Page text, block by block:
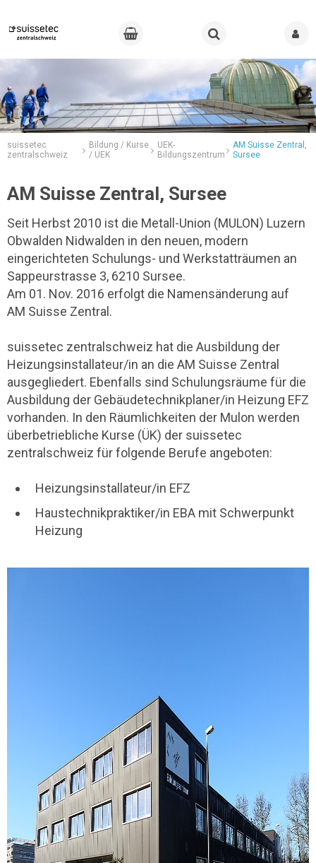
suissetec
zentralschweiz
Bildung / Kurse
/ UEK
UEK-
Bildungszentrum
AM Suisse Zentral,
Sursee
AM Suisse Zentral, Sursee
Seit Herbst 2010 ist die Metall-Union (MULON) Luzern
Obwalden Nidwalden in den neuen, modern
eingerichteten Schulungs- und Werkstatträumen an
Sappeurstrasse 3, 6210 Sursee.
Am 01. Nov. 2016 erfolgt die Namensänderung auf
AM Suisse Zentral.
suissetec zentralschweiz hat die Ausbildung der
Heizungsinstallateur/in an die AM Suisse Zentral
ausgegliedert. Ebenfalls sind Schulungsräume für die
Ausbildung der Gebäudetechnikplaner/in Heizung EFZ
vorhanden. In den Räumlichkeiten der Mulon werden
überbetriebliche Kurse (ÜK) der suissetec
zentralschweiz für folgende Berufe angeboten:
Heizungsinstallateur/in EFZ
Haustechnikpraktiker/in EBA mit Schwerpunkt
Heizung